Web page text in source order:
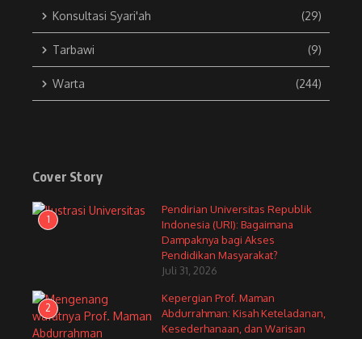
Konsultasi Syari'ah (29)
Tarbawi (9)
Warta (244)
Cover Story
1
Pendirian Universitas Republik
Indonesia (URI): Bagaimana
Dampaknya bagi Akses
Pendidikan Masyarakat?
Juli 31, 2026
2
Kepergian Prof. Maman
Abdurrahman: Kisah Keteladanan,
Kesederhanaan, dan Warisan